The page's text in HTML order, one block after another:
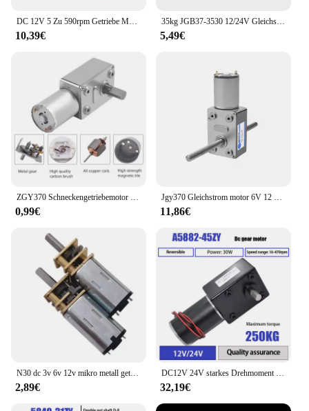
10,39€
35kg JGB37-3530 12/24V Gleichstrom motor 37mm Ganzmetall getriebe 7 U/min-1600 U/min Getriebe motor Exzenter wellen getriebe motor mit hohem Drehmoment
5,49€
0,99€ 11,86€
2,89€ 32,19€